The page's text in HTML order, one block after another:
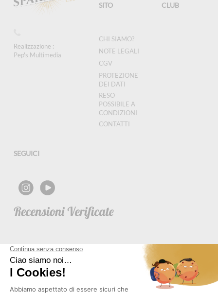
Realizzazione :
Pep's Multimedia
SITO
CHI SIAMO?
NOTE LEGALI
CGV
PROTEZIONE
DEI DATI
RESO
POSSIBILE A
CONDIZIONI
CONTATTI
CLUB
SEGUICI
NEWSLETTER